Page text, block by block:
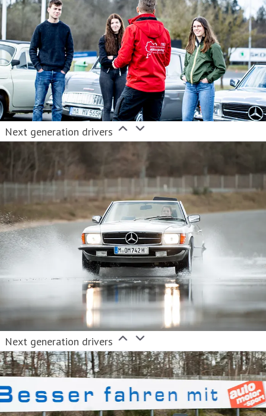
Next generation drivers
Next generation drivers